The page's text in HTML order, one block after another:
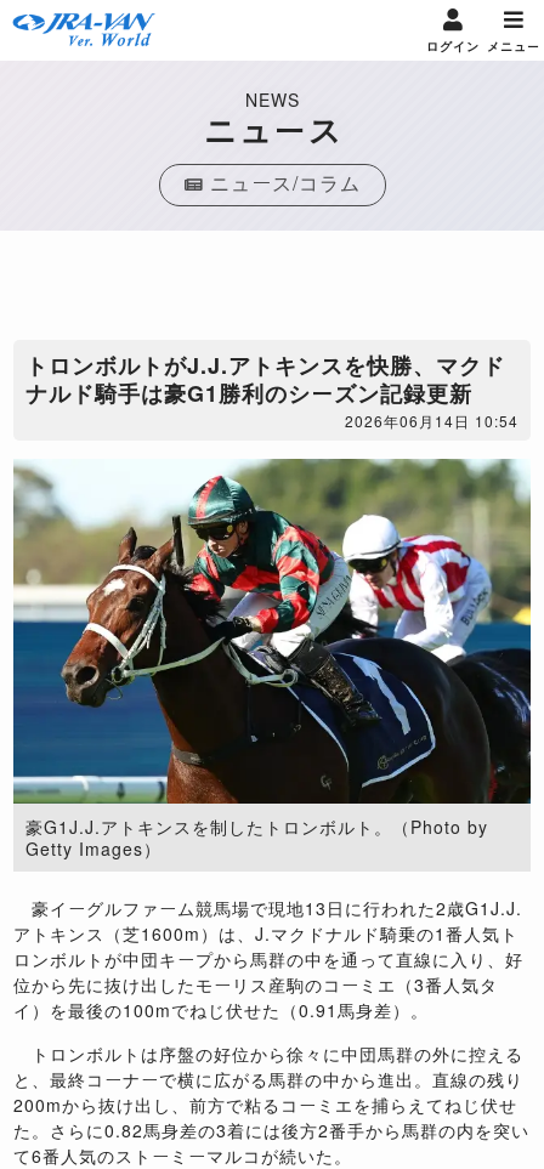
ログイン メニュー
NEWS
ニュース
ニュース/コラム
トロンボルトがJ.J.アトキンスを快勝、マクド
ナルド騎手は豪G1勝利のシーズン記録更新
2026年06月14日 10:54
豪G1J.J.アトキンスを制したトロンボルト。（Photo by
Getty Images）
豪イーグルファーム競馬場で現地13日に行われた2歳G1J.J.
アトキンス（芝1600m）は、J.マクドナルド騎乗の1番人気ト
ロンボルトが中団キープから馬群の中を通って直線に入り、好
位から先に抜け出したモーリス産駒のコーミエ（3番人気タ
イ）を最後の100mでねじ伏せた（0.91馬身差）。
トロンボルトは序盤の好位から徐々に中団馬群の外に控える
と、最終コーナーで横に広がる馬群の中から進出。直線の残り
200mから抜け出し、前方で粘るコーミエを捕らえてねじ伏せ
た。さらに0.82馬身差の3着には後方2番手から馬群の内を突い
て6番人気のストーミーマルコが続いた。